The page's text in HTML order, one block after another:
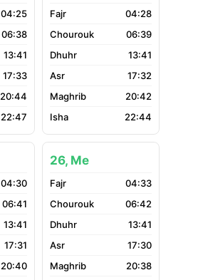
04:25
06:38
13:41
17:33
20:44
22:47
04:28
06:39
13:41
17:32
20:42
22:44
04:30
06:41
13:41
17:31
20:40
26, Me
04:33
06:42
13:41
17:30
20:38